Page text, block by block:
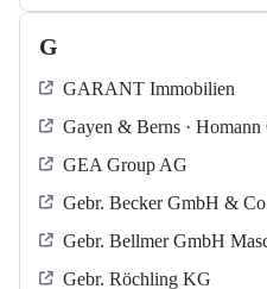
G
GARANT Immobilien
Gayen & Berns · Homann
GEA Group AG
Gebr. Becker GmbH &
Gebr. Bellmer GmbH
Gebr. Röchling KG